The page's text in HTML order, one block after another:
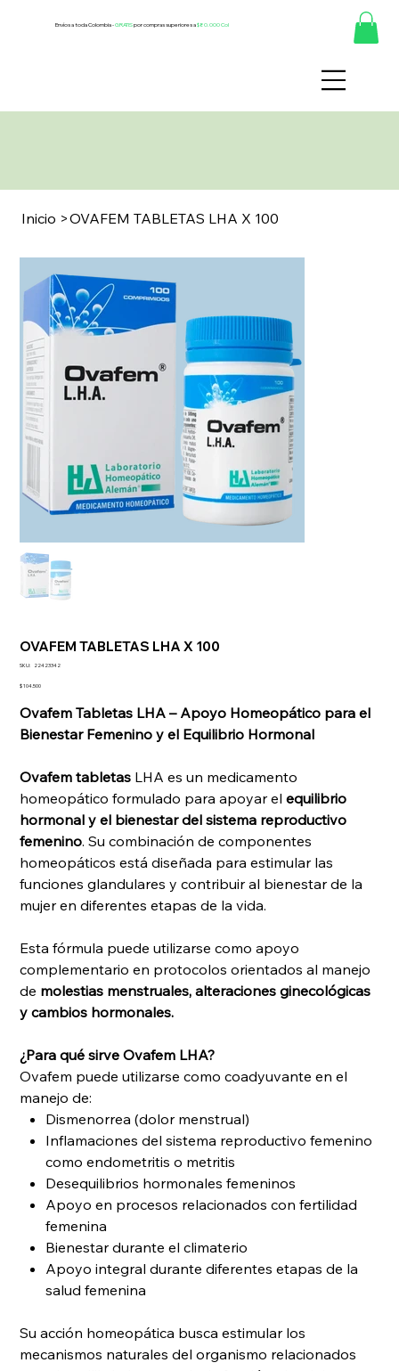
Envíos a toda Colombia -GRATISpor compras superiores a$80.000 Col
Inicio >OVAFEM TABLETAS LHA X 100
OVAFEM TABLETAS LHA X 100
SKU:
SKU
22423342
Precio
$ 104.500
Ovafem Tabletas LHA – Apoyo Homeopático para el
Bienestar Femenino y el Equilibrio Hormonal
Ovafem tabletas LHA es un medicamento
homeopático formulado para apoyar elequilibrio
hormonal y el bienestar del sistema reproductivo
femenino. Su combinación de componentes
homeopáticos está diseñada para estimular las
funciones glandulares y contribuir al bienestar de la
mujer en diferentes etapas de la vida.
Esta fórmula puede utilizarse como apoyo
complementario en protocolos orientados al manejo
de molestias menstruales, alteraciones ginecológicas
y cambios hormonales.
¿Para qué sirve Ovafem LHA?
Ovafem puede utilizarse como coadyuvante en el
manejo de:
Dismenorrea (dolor menstrual)
Inflamaciones del sistema reproductivo femenino
como endometritis o metritis
Desequilibrios hormonales femeninos
Apoyo en procesos relacionados con fertilidad
femenina
Bienestar durante el climaterio
Apoyo integral durante diferentes etapas de la
salud femenina
Su acción homeopática busca estimular los
mecanismos naturales del organismo relacionados